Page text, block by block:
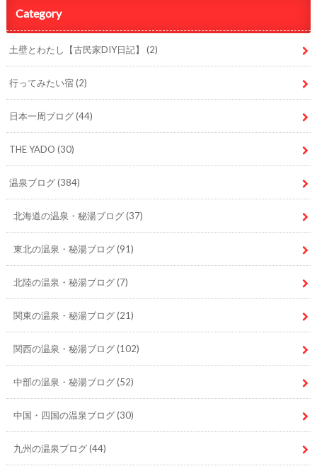
Category
土壁とわたし【古民家DIY日記】 (2)
行ってみたい宿(2)
日本一周ブログ(44)
THE YADO (30)
温泉ブログ(384)
北海道の温泉・秘湯ブログ(37)
東北の温泉・秘湯ブログ(91)
北陸の温泉・秘湯ブログ(7)
関東の温泉・秘湯ブログ(21)
関西の温泉・秘湯ブログ(102)
中部の温泉・秘湯ブログ(52)
中国・四国の温泉ブログ(30)
九州の温泉ブログ(44)